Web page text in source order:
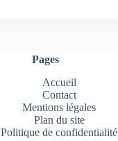
Pages
Accueil
Contact
Mentions légales
Plan du site
Politique de confidentialité